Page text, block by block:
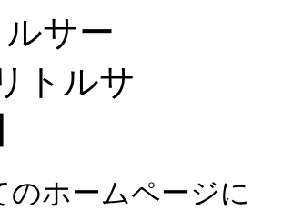
のホームページに